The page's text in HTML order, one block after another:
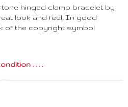
hinged clamp bracelet by
look and feel. In good
of the copyright symbol
. . . .